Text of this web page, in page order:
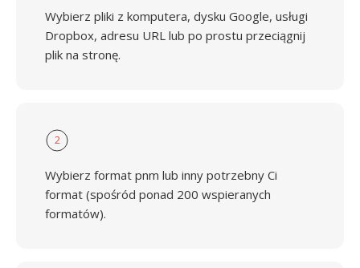
Wybierz pliki z komputera, dysku Google, usługi
Dropbox, adresu URL lub po prostu przeciągnij
plik na stronę.
2
Wybierz format pnm lub inny potrzebny Ci
format (spośród ponad 200 wspieranych
formatów).